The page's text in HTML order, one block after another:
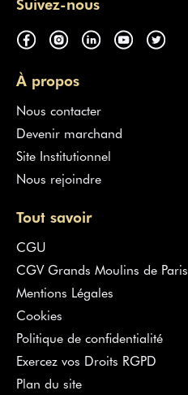
À propos
Nous contacter
Devenir marchand
Site Institutionnel
Nous rejoindre
Tout savoir
CGU
CGV Grands Moulins de Paris
Mentions Légales
Cookies
Politique de confidentialité
Exercez vos Droits RGPD
Plan du site